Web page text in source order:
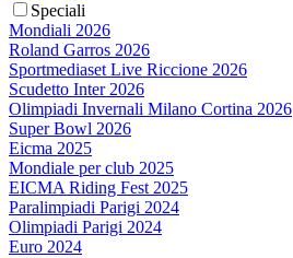
Speciali
Mondiali 2026
Roland Garros 2026
Sportmediaset Live Riccione 2026
Scudetto Inter 2026
Olimpiadi Invernali Milano Cortina 2026
Super Bowl 2026
Eicma 2025
Mondiale per club 2025
EICMA Riding Fest 2025
Paralimpiadi Parigi 2024
Olimpiadi Parigi 2024
Euro 2024